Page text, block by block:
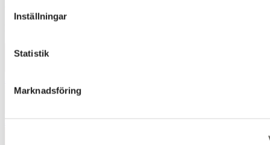
Inställningar
Statistik
Marknadsföring